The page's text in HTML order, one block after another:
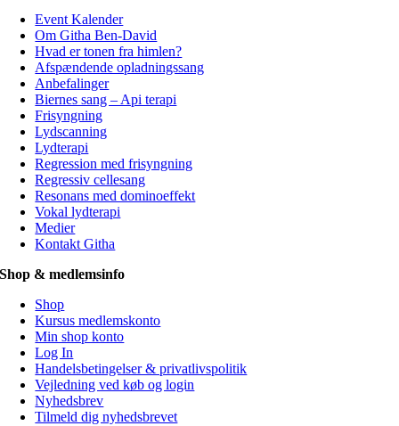
Event Kalender
Om Githa Ben-David
Hvad er tonen fra himlen?
Afspændende opladningssang
Anbefalinger
Biernes sang – Api terapi
Frisyngning
Lydscanning
Lydterapi
Regression med frisyngning
Regressiv cellesang
Resonans med dominoeffekt
Vokal lydterapi
Medier
Kontakt Githa
Shop & medlemsinfo
Shop
Kursus medlemskonto
Min shop konto
Log In
Handelsbetingelser & privatlivspolitik
Vejledning ved køb og login
Nyhedsbrev
Tilmeld dig nyhedsbrevet